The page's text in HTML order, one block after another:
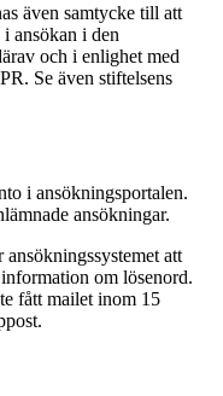
även samtycke till att
ansökan i den
och i enlighet med
Se även stiftelsens
i ansökningsportalen.
ansökningar.
att
om lösenord.
fått mailet inom 15